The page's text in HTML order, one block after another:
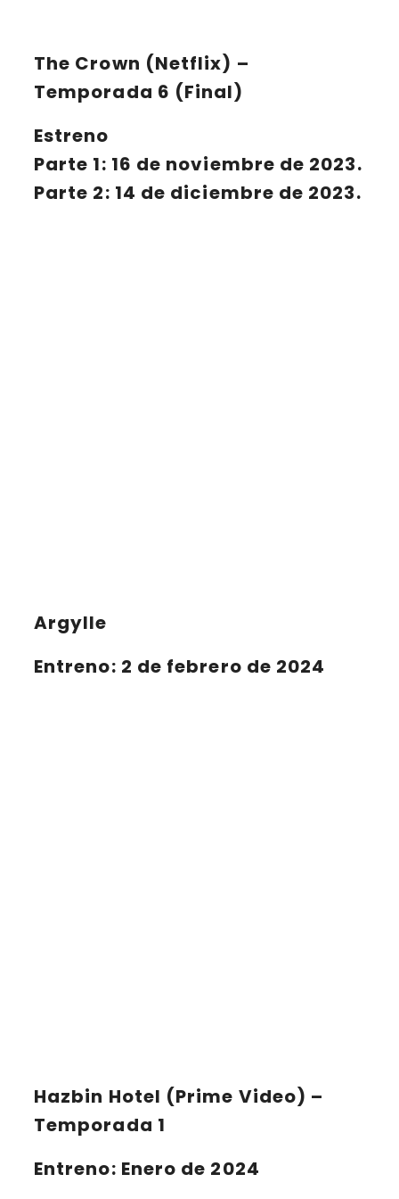
The Crown (Netflix) –
Temporada 6 (Final)
Estreno
Parte 1: 16 de noviembre de 2023.
Parte 2: 14 de diciembre de 2023.
Argylle
Entreno: 2 de febrero de 2024
Hazbin Hotel (Prime Video) –
Temporada 1
Entreno: Enero de 2024